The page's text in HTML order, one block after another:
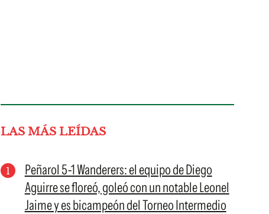
LAS MÁS LEÍDAS
Peñarol 5-1 Wanderers: el equipo de Diego
Aguirre se floreó, goleó con un notable Leonel
Jaime y es bicampeón del Torneo Intermedio